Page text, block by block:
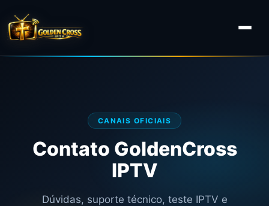
CANAIS OFICIAIS
Contato GoldenCross
IPTV
Dúvidas, suporte técnico, teste IPTV e